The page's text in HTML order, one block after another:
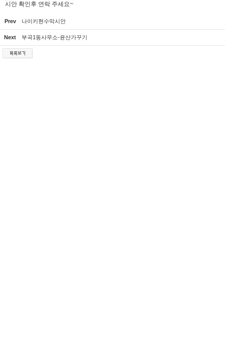
시안 확인후 연락 주세요~
Prev 나이키현수막시안
Next 부곡1동사무소-윤산가꾸기